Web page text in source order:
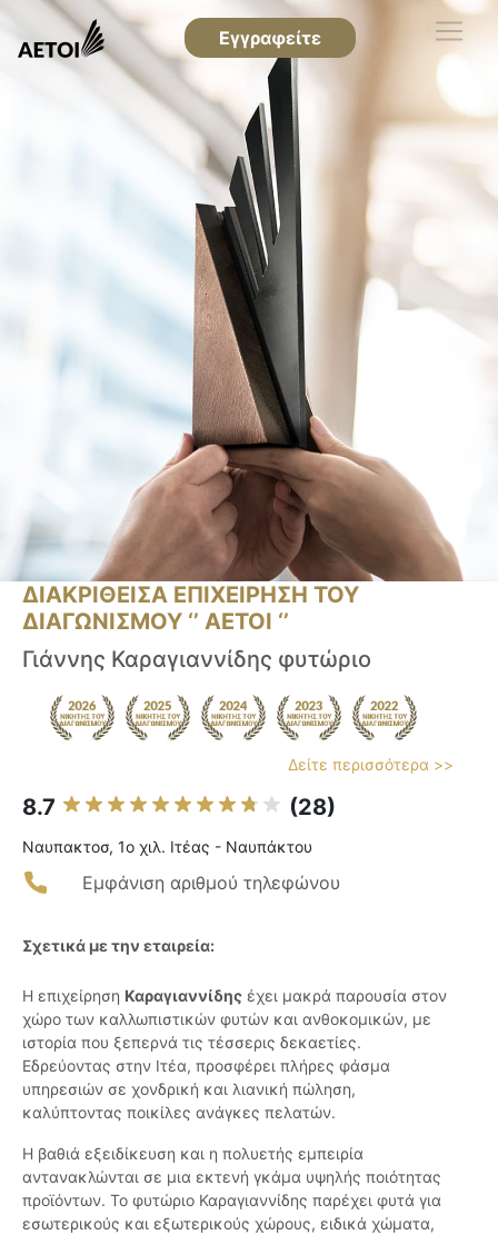
Εγγραφείτε
ΔΙΑΚΡΙΘΕΙΣΑ ΕΠΙΧΕΙΡΗΣΗ ΤΟΥ
ΔΙΑΓΩΝΙΣΜΟΥ ‘’ ΑΕΤΟΙ ‘’
Γιάννης Καραγιαννίδης φυτώριο
Δείτε περισσότερα >>
8.7 (28)
Ναυπακτοσ, 1o χιλ. Ιτέας - Ναυπάκτου
Εμφάνιση αριθμού τηλεφώνου
Σχετικά με την εταιρεία:
Η επιχείρηση Καραγιαννίδης έχει μακρά παρουσία στον
χώρο των καλλωπιστικών φυτών και ανθοκομικών, με
ιστορία που ξεπερνά τις τέσσερις δεκαετίες.
Εδρεύοντας στην Ιτέα, προσφέρει πλήρες φάσμα
υπηρεσιών σε χονδρική και λιανική πώληση,
καλύπτοντας ποικίλες ανάγκες πελατών.
Η βαθιά εξειδίκευση και η πολυετής εμπειρία
αντανακλώνται σε μια εκτενή γκάμα υψηλής ποιότητας
προϊόντων. Το φυτώριο Καραγιαννίδης παρέχει φυτά για
εσωτερικούς και εξωτερικούς χώρους, ειδικά χώματα,